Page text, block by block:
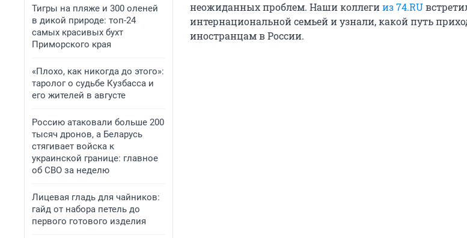
Тигры на пляже и 300 оленей
в дикой природе: топ-24
самых красивых бухт
Приморского края
«Плохо, как никогда до этого»:
таролог о судьбе Кузбасса и
его жителей в августе
Россию атаковали больше 200
тысяч дронов, а Беларусь
стягивает войска к
украинской границе: главное
об СВО за неделю
Лицевая гладь для чайников:
гайд от набора петель до
первого готового изделия
неожиданных проблем. Наши коллегииз 74.RU
интернациональной семьей и узнали, какой путь
иностранцам в России.